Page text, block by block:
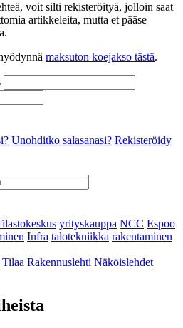
voit silti rekisteröityä, jolloin saat
artikkeleita, mutta et pääse
maksuton koejakso tästä.
Unohditko salasanasi? Rekisteröidy
yrityskauppa NCC Espoo
Infra talotekniikka rakentaminen
Tilaa Rakennuslehti Näköislehdet